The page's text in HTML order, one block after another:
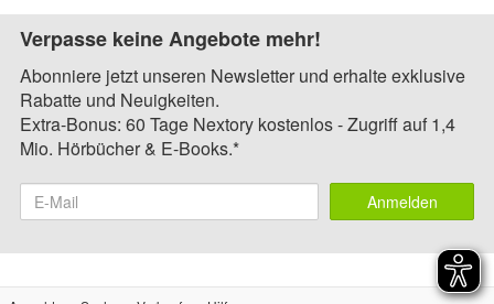
Verpasse keine Angebote mehr!
Abonniere jetzt unseren Newsletter und erhalte exklusive
Rabatte und Neuigkeiten.
Extra-Bonus: 60 Tage Nextory kostenlos - Zugriff auf 1,4
Mio. Hörbücher & E-Books.*
Anmelden